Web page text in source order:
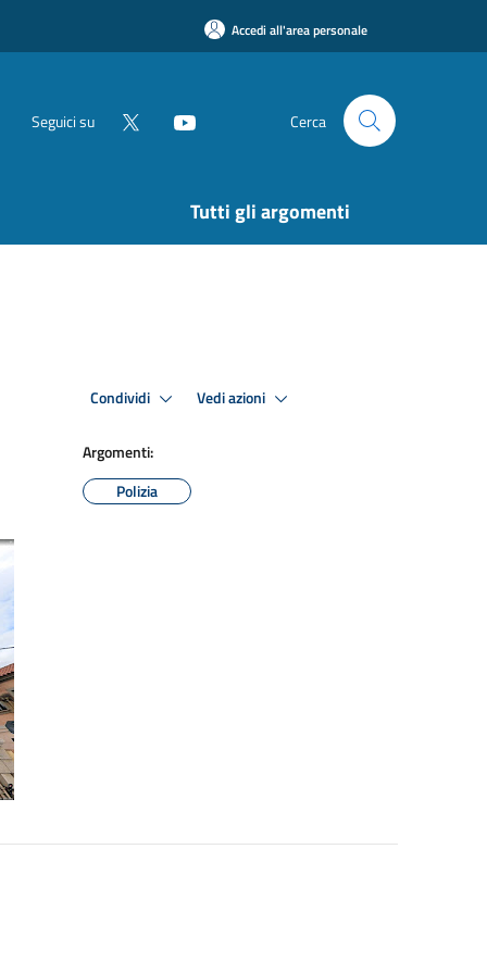
Accedi all'area personale
Seguici su Cerca
Tutti gli argomenti
Condividi Vedi azioni
Argomenti:
Polizia